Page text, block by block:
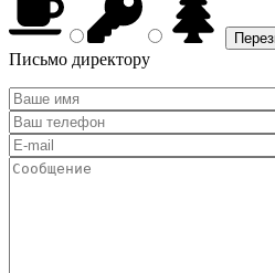
Письмо директору